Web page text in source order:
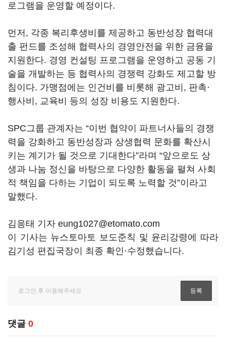
로그램을 운영할 예정이다.
먼저, 각종 복리후생비를 제공하고 동반성장 협력대
출 펀드를 조성해 협력사의 경영안전을 위한 금융을
지원한다. 경영 컨설팅 프로그램을 운영하고 공동 기
술을 개발하는 등 협력사의 경쟁력 강화도 제고할 방
침이다. 가맹점에는 인건비를 비롯해 광고비, 판촉·
행사비, 교육비 등의 성장 비용도 지원한다.
SPC그룹 관계자는 “이번 협약이 파트너사들의 경쟁
력을 강화하고 동반성장과 상생협력 문화를 확산시
키는 계기가 될 것으로 기대한다”라며 “앞으로도 상
생과 나눔 정신을 바탕으로 다양한 활동을 펼쳐 사회
적 책임을 다하는 기업이 되도록 노력할 것”이라고
말했다.
김응태 기자 eung1027@etomato.com
이 기사는 뉴스토마토 보도준칙 및 윤리강령에 따라
김기성 편집국장이 최종 확인·수정했습니다.
댓글 0